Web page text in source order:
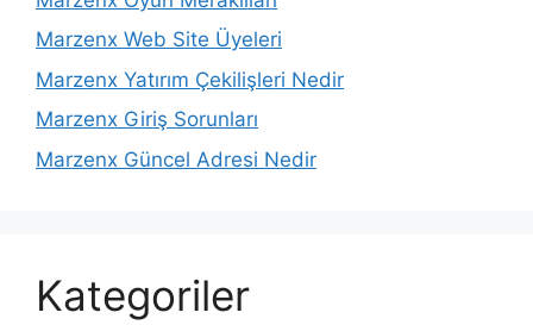
Marzenx Web Site Üyeleri
Marzenx Yatırım Çekilişleri Nedir
Marzenx Giriş Sorunları
Marzenx Güncel Adresi Nedir
Kategoriler